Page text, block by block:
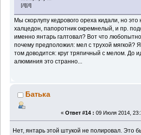
[/l][/l]
Мы скорлупу кедрового ореха кидали, но это
халцедон, папоротник окремнелый, и пр.
именно янтарь галтовал? Вот что
почему предположил: мел с трухой мягкой?
том доводится: круг тряпичный с мелом. До
алюминия это странно...
Батька
« Ответ #14 : 09 Июля 2014,
Нет, янтарь этой штукой не полировал. Это